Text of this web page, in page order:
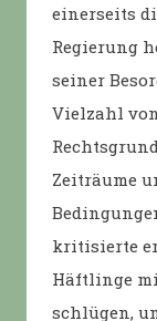
einerseits
Regierung
seiner
Vielzahl
Zeiträume
kritisierte
Häftlinge
schlügen,